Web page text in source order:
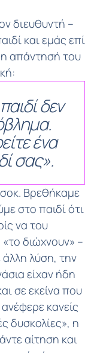
διευθυντή –
και εμάς επί
η απάντησή του
δεν
ένα
σας».
Βρεθήκαμε
στο παιδί ότι
να του
διώχνουν» –
λύση, την
είχαν ήδη
σε εκείνα που
κανείς
δυσκολίες», η
αίτηση και